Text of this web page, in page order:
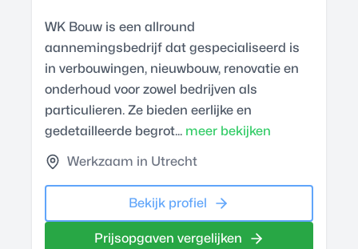
WK Bouw is een allround
aannemingsbedrijf dat gespecialiseerd is
in verbouwingen, nieuwbouw, renovatie en
onderhoud voor zowel bedrijven als
particulieren. Ze bieden eerlijke en
gedetailleerde begrot... meer bekijken
Werkzaam in Utrecht
Bekijk profiel
Prijsopgaven vergelijken